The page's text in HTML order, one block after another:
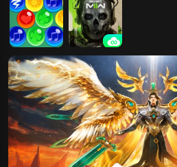
朵装扮
可爱泡泡龙消
除
使命召唤19：
现代战争2